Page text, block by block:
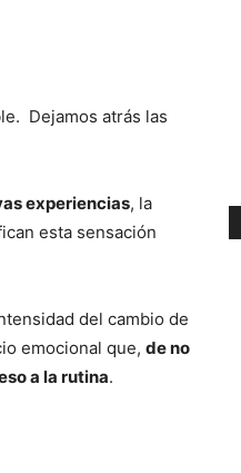
Dejamos atrás las
experiencias, la
esta sensación
del cambio de
emocional que, de no
a la rutina.